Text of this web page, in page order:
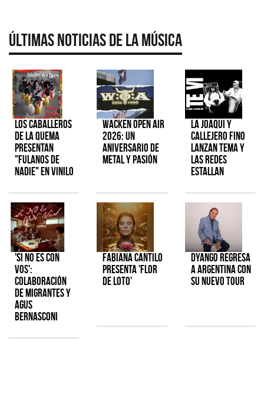
Últimas Noticias de la Música
Los Caballeros
de la Quema
presentan
"Fulanos de
Nadie" en vinilo
Wacken Open Air
2026: Un
aniversario de
metal y pasión
La Joaqui y
Callejero Fino
lanzan tema y
las redes
estallan
'Si No Es Con
Vos':
colaboración
de Migrantes y
Agus
Bernasconi
Fabiana Cantilo
presenta 'Flor
de Loto'
Dyango regresa
a Argentina con
su nuevo tour